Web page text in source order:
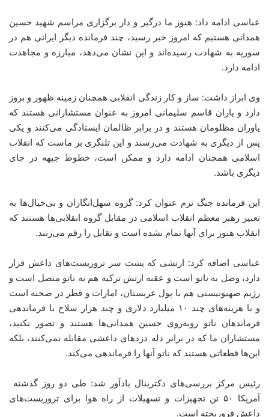
عباسی ادامه داد: هنوز ما درگیر و دار برگزاری مراسم شهید حسین
همدانی هستیم که امروز خبر رسید، چند فرمانده دیگر ایرانی هم در
سوریه به شهادت رسیده‌اند و این نشان می‌دهد، مبارزه و مجاهدت
ادامه دارد.
وی ابراز داشت: ساز و کار زندگی انقلابی همچنان زمینه ظهور و بروز
دارد و یاران قاسم سلیمانی امروز به عنوان مستشارانی هستند که
یاوران مظلومان هستند و در برابر ظالمان ایستادگی می‌کنند و یکی
پس از دیگری به شهادت می‌رسند و این تلنگری بر ماست که انقلاب
اسلامی همچنان ادامه دارد و ممکن است، خطوط جبهه در جای
دیگری باشد.
این فرمانده جنگ نرم عنوان کرد: گروه سهل‌انگاران و بی‌خیال‌ها به
تعبیر رهبر معظم انقلاب اسلامی در مقابل گروه انقلابی‌ها هستند که
انقلاب هنوز برای آنها تمام نشده‌ است و تقابل را رقم می‌زنند.
عباسی اضافه کرد: ارتشی که پشت سر تروریست‌های داعش قرار
دارد، وصل به ناتو است و عقبه ارتش ترکیه هم به ناتو متصل است و
رژیم صهیونیستی هم با پول عربستان، امارات و قطر در صحنه است
و با هزینه‌های چند ۱۰ میلیارد دلاری و چند هزار سلاح با فرماندهی
فرماندهان ناتو روبه‌روی حسین همدانی‌ها هستند و تصور نکنید،
مستشاران ما که در برابر دله دزدهای داعشی مقابله نمی‌کنند، بلکه
این‌ها قطعاتی هستند که ناتو آنها را فرماندهی می‌کند.
رئیس مرکز بررسی‌های دکترینال یادآور شد: طی دو روز گذشته
آمریکا ۵۰ تن تجهیزات و تسهیلات از راه هوا برای تروریست‌های
داعش فروریخته ‌است.